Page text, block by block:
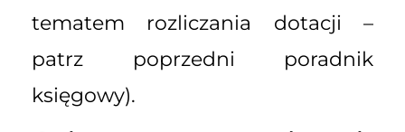
tematem rozliczania dotacji –
patrz poprzedni poradnik
księgowy).